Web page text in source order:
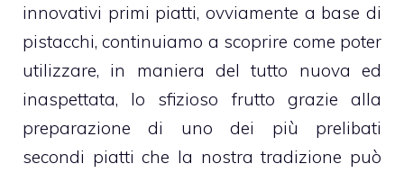
innovativi primi piatti, ovviamente a base di
pistacchi, continuiamo a scoprire come poter
utilizzare, in maniera del tutto nuova ed
inaspettata, lo sfizioso frutto grazie alla
preparazione di uno dei più prelibati
secondi piatti che la nostra tradizione può